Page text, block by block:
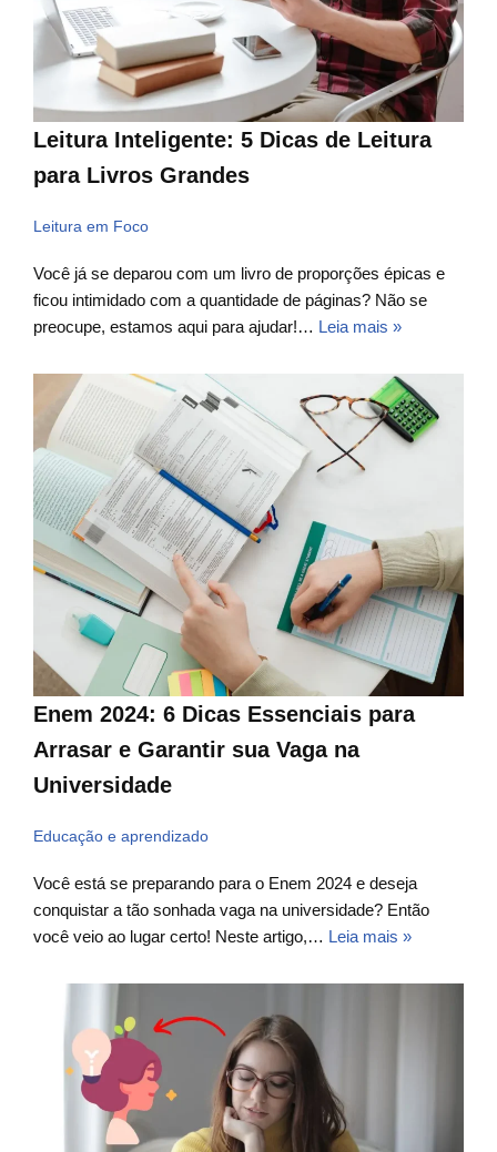
Leitura Inteligente: 5 Dicas de Leitura
para Livros Grandes
Leitura em Foco
Você já se deparou com um livro de proporções épicas e
ficou intimidado com a quantidade de páginas? Não se
preocupe, estamos aqui para ajudar!… Leia mais »
Enem 2024: 6 Dicas Essenciais para
Arrasar e Garantir sua Vaga na
Universidade
Educação e aprendizado
Você está se preparando para o Enem 2024 e deseja
conquistar a tão sonhada vaga na universidade? Então
você veio ao lugar certo! Neste artigo,… Leia mais »